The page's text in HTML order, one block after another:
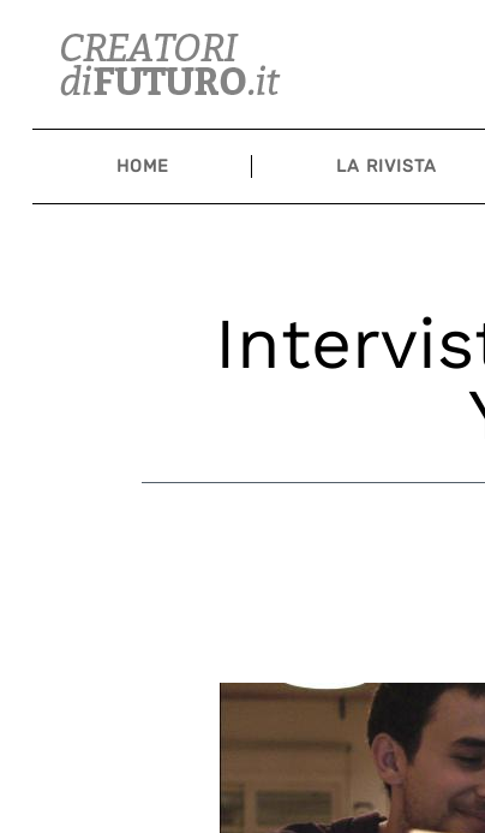
content
HOME LA RIVISTA